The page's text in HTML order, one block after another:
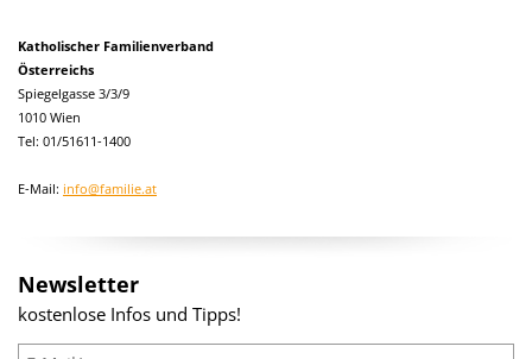
Katholischer Familienverband
Österreichs
Spiegelgasse 3/3/9
1010 Wien
Tel: 01/51611-1400
E-Mail: info@familie.at
Newsletter
kostenlose Infos und Tipps!